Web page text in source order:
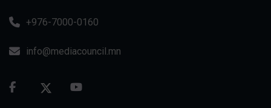
+976-7000-0160
info@mediacouncil.mn